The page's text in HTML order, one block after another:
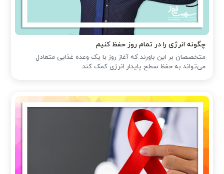
چگونه انرژی را در تمام روز حفظ کنیم
متخصصان بر این باورند که آغاز روز با یک وعده غذایی متعادل
می‌تواند به حفظ سطح پایدار انرژی کمک کند.